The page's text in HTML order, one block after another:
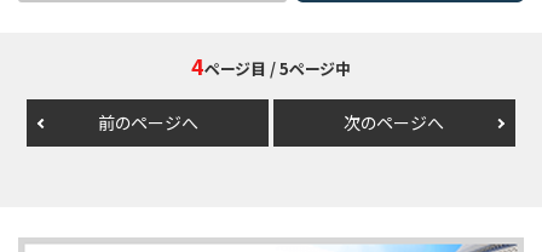
4ページ目 / 5ページ中
前のページへ 次のページへ